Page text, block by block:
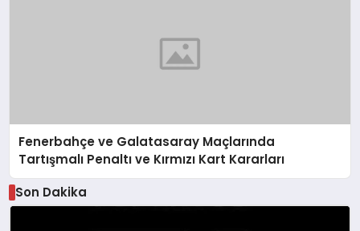
Fenerbahçe ve Galatasaray Maçlarında
Tartışmalı Penaltı ve Kırmızı Kart Kararları
Son Dakika